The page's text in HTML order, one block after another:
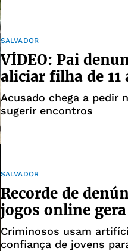
SALVADOR
VÍDEO: Pai
aliciar filha de 11
Acusado chega a pedir
sugerir encontros
SALVADOR
Recorde de
jogos online
Criminosos usam
confiança de jovens